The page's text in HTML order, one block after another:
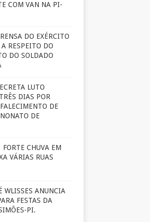
COM VAN NA PI-
DO EXÉRCITO
RESPEITO DO
DO SOLDADO
LUTO
DIAS POR
DE
DE
CHUVA EM
VÁRIAS RUAS
WLISSES ANUNCIA
FESTAS DA
PI.